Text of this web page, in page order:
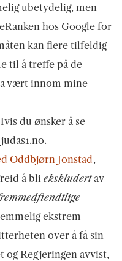
ubetydelig, men
hos Google for
kan flere tilfeldig
til å treffe på de
vært innom mine
du ønsker å se
Oddbjørn Jonstad,
å bli ekskludertav
ekstrem
over å få sin
og Regjeringen avvist,